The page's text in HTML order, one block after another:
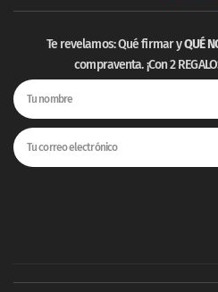
Te revelamos: Qué firmar yQUÉ
compraventa. ¡Con 2